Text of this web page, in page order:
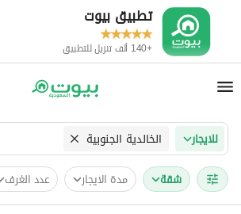
تطبيق بيوت
+140 ألف تنزيل للتطبيق
للايجار الخالدية الجنوبية
شقة مدة الايجار عدد الغرف